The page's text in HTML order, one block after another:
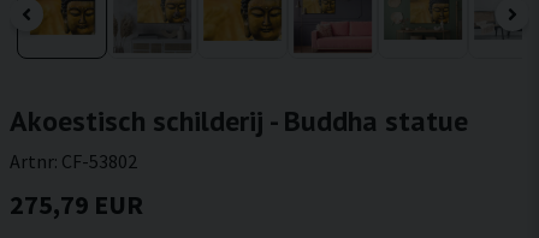
Akoestisch schilderij - Buddha statue
Artnr: CF-53802
275,79 EUR